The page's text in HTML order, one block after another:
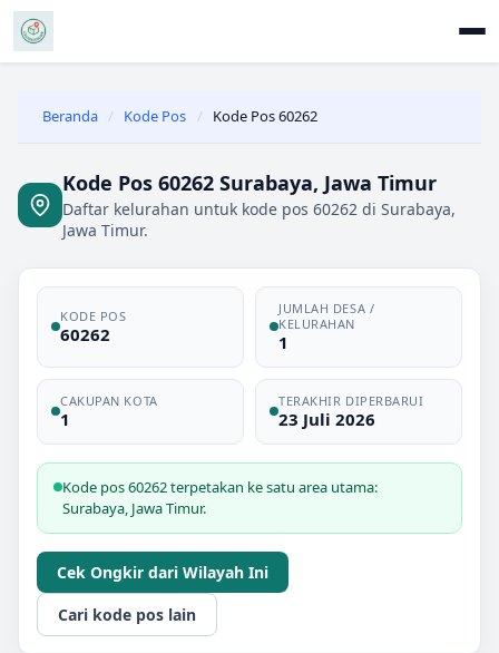
Beranda / Kode Pos / Kode Pos 60262
Kode Pos 60262 Surabaya, Jawa Timur
Daftar kelurahan untuk kode pos 60262 di Surabaya,
Jawa Timur.
KODE POS
60262
JUMLAH DESA /
KELURAHAN
1
CAKUPAN KOTA
1
TERAKHIR DIPERBARUI
23 Juli 2026
Kode pos 60262 terpetakan ke satu area utama:
Surabaya, Jawa Timur.
Cek Ongkir dari Wilayah Ini
Cari kode pos lain